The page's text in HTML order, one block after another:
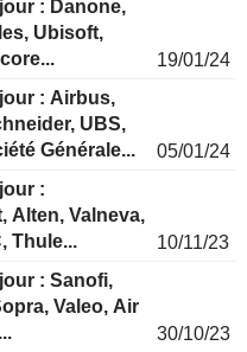
: Danone,
Ubisoft,
19/01/24
: Airbus,
UBS,
Générale...
05/01/24
:
Alten, Valneva,
Thule...
10/11/23
: Sanofi,
Valeo, Air
30/10/23